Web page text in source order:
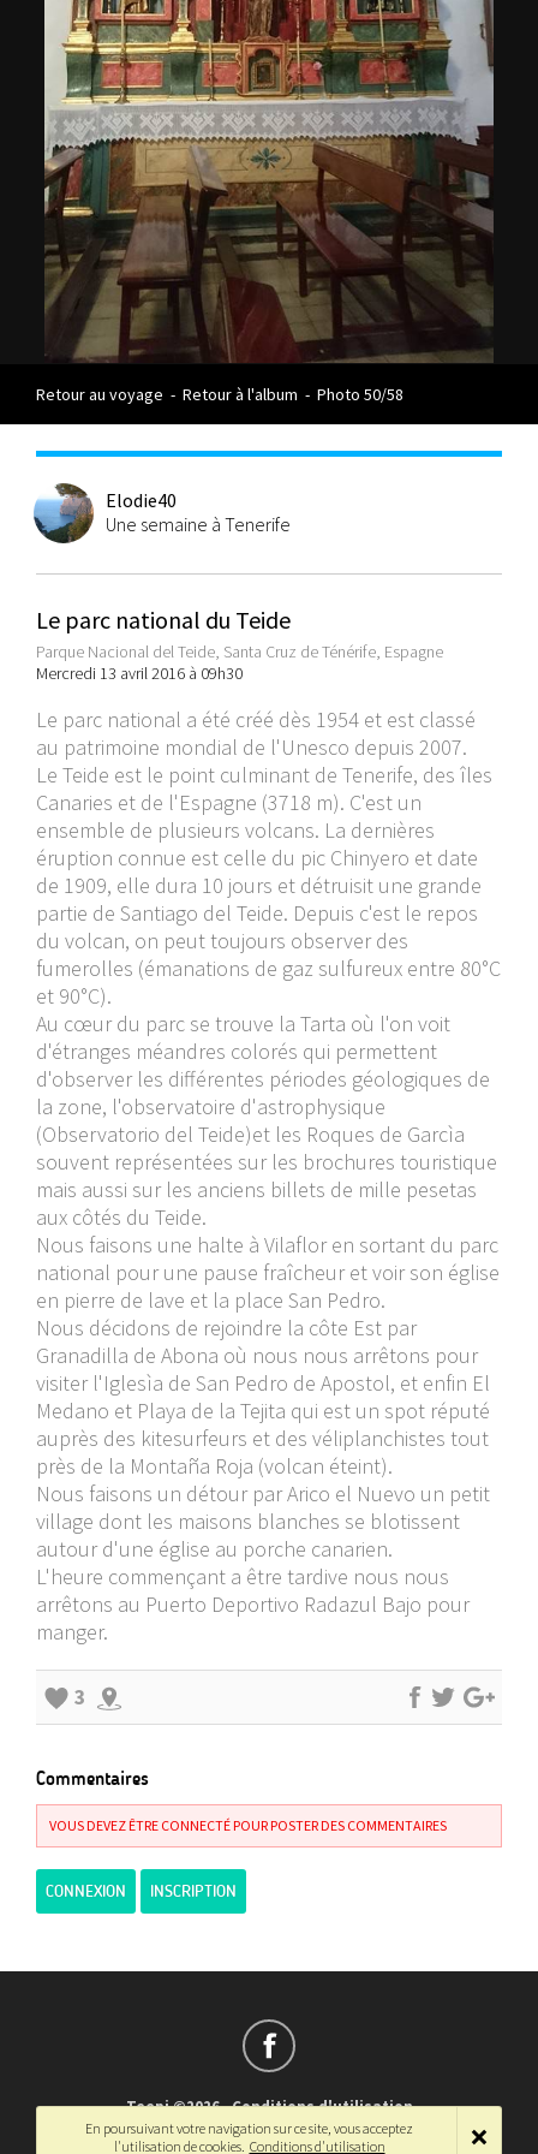
Retour au voyage - Retour à l'album - Photo 50/58
Elodie40
Une semaine à Tenerife
Le parc national du Teide
Parque Nacional del Teide, Santa Cruz de Ténérife, Espagne
Mercredi 13 avril 2016 à 09h30
Le parc national a été créé dès 1954 et est classé
au patrimoine mondial de l'Unesco depuis 2007.
Le Teide est le point culminant de Tenerife, des îles
Canaries et de l'Espagne (3718 m). C'est un
ensemble de plusieurs volcans. La dernières
éruption connue est celle du pic Chinyero et date
de 1909, elle dura 10 jours et détruisit une grande
partie de Santiago del Teide. Depuis c'est le repos
du volcan, on peut toujours observer des
fumerolles (émanations de gaz sulfureux entre 80°C
et 90°C).
Au cœur du parc se trouve la Tarta où l'on voit
d'étranges méandres colorés qui permettent
d'observer les différentes périodes géologiques de
la zone, l'observatoire d'astrophysique
(Observatorio del Teide)et les Roques de Garcìa
souvent représentées sur les brochures touristique
mais aussi sur les anciens billets de mille pesetas
aux côtés du Teide.
Nous faisons une halte à Vilaflor en sortant du parc
national pour une pause fraîcheur et voir son église
en pierre de lave et la place San Pedro.
Nous décidons de rejoindre la côte Est par
Granadilla de Abona où nous nous arrêtons pour
visiter l'Iglesìa de San Pedro de Apostol, et enfin El
Medano et Playa de la Tejita qui est un spot réputé
auprès des kitesurfeurs et des véliplanchistes tout
près de la Montaña Roja (volcan éteint).
Nous faisons un détour par Arico el Nuevo un petit
village dont les maisons blanches se blotissent
autour d'une église au porche canarien.
L'heure commençant a être tardive nous nous
arrêtons au Puerto Deportivo Radazul Bajo pour
manger.
3
Commentaires
VOUS DEVEZ ÊTRE CONNECTÉ POUR POSTER DES COMMENTAIRES
CONNEXION INSCRIPTION
Teepi ©2026-Conditions d'utilisation
Français-English
En poursuivant votre navigation sur ce site, vous acceptez
l'utilisation de cookies. Conditions d'utilisation